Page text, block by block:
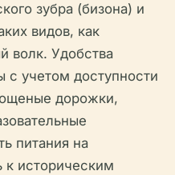
зубра (бизона) и
видов, как
волк. Удобства
с учетом доступности
дорожки,
питания на
к историческим